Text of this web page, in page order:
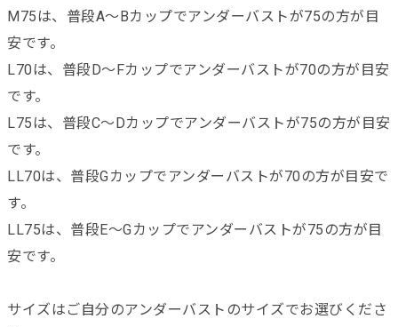
M75は、普段A～Bカップでアンダーバストが75の方が目
安です。
L70は、普段D～Fカップでアンダーバストが70の方が目安
です。
L75は、普段C～Dカップでアンダーバストが75の方が目安
です。
LL70は、普段Gカップでアンダーバストが70の方が目安で
す。
LL75は、普段E～Gカップでアンダーバストが75の方が目
安です。
サイズはご自分のアンダーバストのサイズでお選びくださ